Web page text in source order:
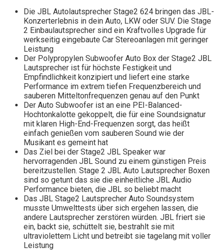
Die JBL Autolautsprecher Stage2 624 bringen das JBL-
Konzerterlebnis in dein Auto, LKW oder SUV. Die Stage
2 Einbaulautsprecher sind ein Kraftvolles Upgrade für
werkseitig eingebaute Car Stereoanlagen mit geringer
Leistung
Der Polypropylen Subwoofer Auto Box der Stage2 JBL
Lautsprecher ist für höchste Festigkeit und
Empfindlichkeit konzipiert und liefert eine starke
Performance im extrem tiefen Frequenzbereich und
sauberen Mitteltonfrequenzen genau auf den Punkt
Der Auto Subwoofer ist an eine PEI-Balanced-
Hochtonkalotte gekoppelt, die für eine Soundsignatur
mit klaren High-End-Frequenzen sorgt, das heißt
einfach genießen vom sauberen Sound wie der
Musikant es gemeint hat
Das Ziel bei der Stage2 JBL Speaker war
hervorragenden JBL Sound zu einem günstigen Preis
bereitzustellen. Stage 2 JBL Auto Lautsprecher Boxen
sind so getunt das sie die einheitliche JBL Audio
Performance bieten, die JBL so beliebt macht
Das JBL Stage2 Lautsprecher Auto Soundsystem
musste Umwelttests über sich ergehen lassen, die
andere Lautsprecher zerstören würden. JBL friert sie
ein, backt sie, schüttelt sie, bestrahlt sie mit
ultraviolettem Licht und betreibt sie tagelang mit voller
Leistung